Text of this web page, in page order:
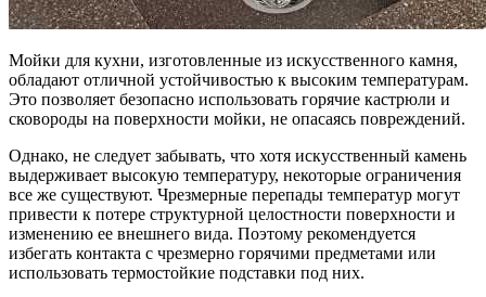
Мойки для кухни, изготовленные из искусственного камня,
обладают отличной устойчивостью к высоким температурам.
Это позволяет безопасно использовать горячие кастрюли и
сковороды на поверхности мойки, не опасаясь повреждений.
Однако, не следует забывать, что хотя искусственный камень
выдерживает высокую температуру, некоторые ограничения
все же существуют. Чрезмерные перепады температур могут
привести к потере структурной целостности поверхности и
изменению ее внешнего вида. Поэтому рекомендуется
избегать контакта с чрезмерно горячими предметами или
использовать термостойкие подставки под них.